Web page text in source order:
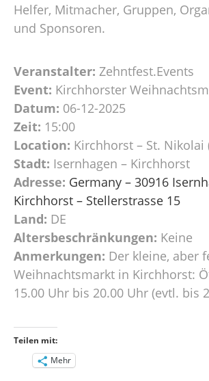
Helfer, Mitmacher, Gruppen,
und Sponsoren.
Veranstalter: Zehntfest.Events
Event: Kirchhorster
Datum: 06-12-2025
Zeit: 15:00
Location: Kirchhorst – St. Nikolai
Stadt: Isernhagen – Kirchhorst
Adresse: Germany – 30916
Kirchhorst – Stellerstrasse 15
Land: DE
Altersbeschränkungen: Keine
Anmerkungen: Der kleine, aber
Weihnachtsmarkt in Kirchhorst:
15.00 Uhr bis 20.00 Uhr (evtl. bis
Teilen mit:
Mehr